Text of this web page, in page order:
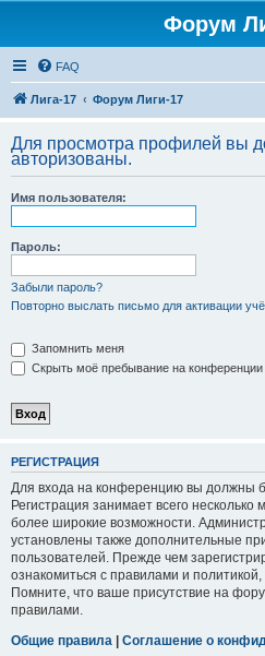
Форум
FAQ
Лига-17 Форум Лиги-17
Для просмотра профилей вы
авторизованы.
Имя пользователя:
Пароль:
Забыли пароль?
Повторно выслать письмо для активации
Запомнить меня
Скрыть моё пребывание на конференции
РЕГИСТРАЦИЯ
Для входа на конференцию вы должны
Регистрация занимает всего несколько
более широкие возможности.
установлены также дополнительные
пользователей. Прежде чем
ознакомиться с правилами и
Помните, что ваше присутствие на
правилами.
Общие правила | Соглашение о